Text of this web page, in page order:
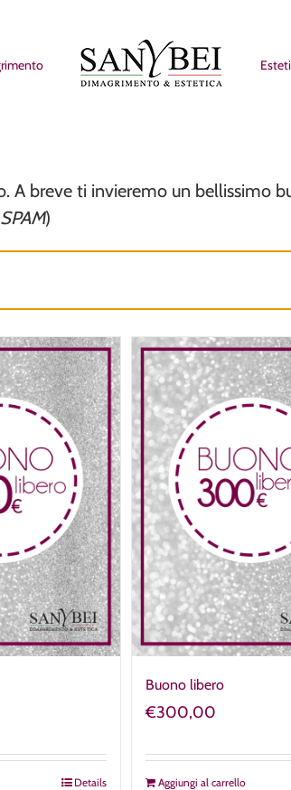
A breve ti invieremo un bellissimo
)
Details
Buono libero
€300,00
Aggiungi al carrello